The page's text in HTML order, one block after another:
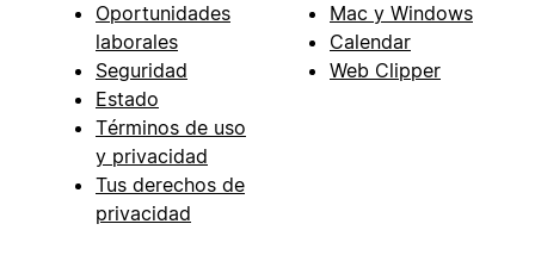
Oportunidades
laborales
Seguridad
Estado
Términos de uso
y privacidad
Tus derechos de
privacidad
Mac y Windows
Calendar
Web Clipper